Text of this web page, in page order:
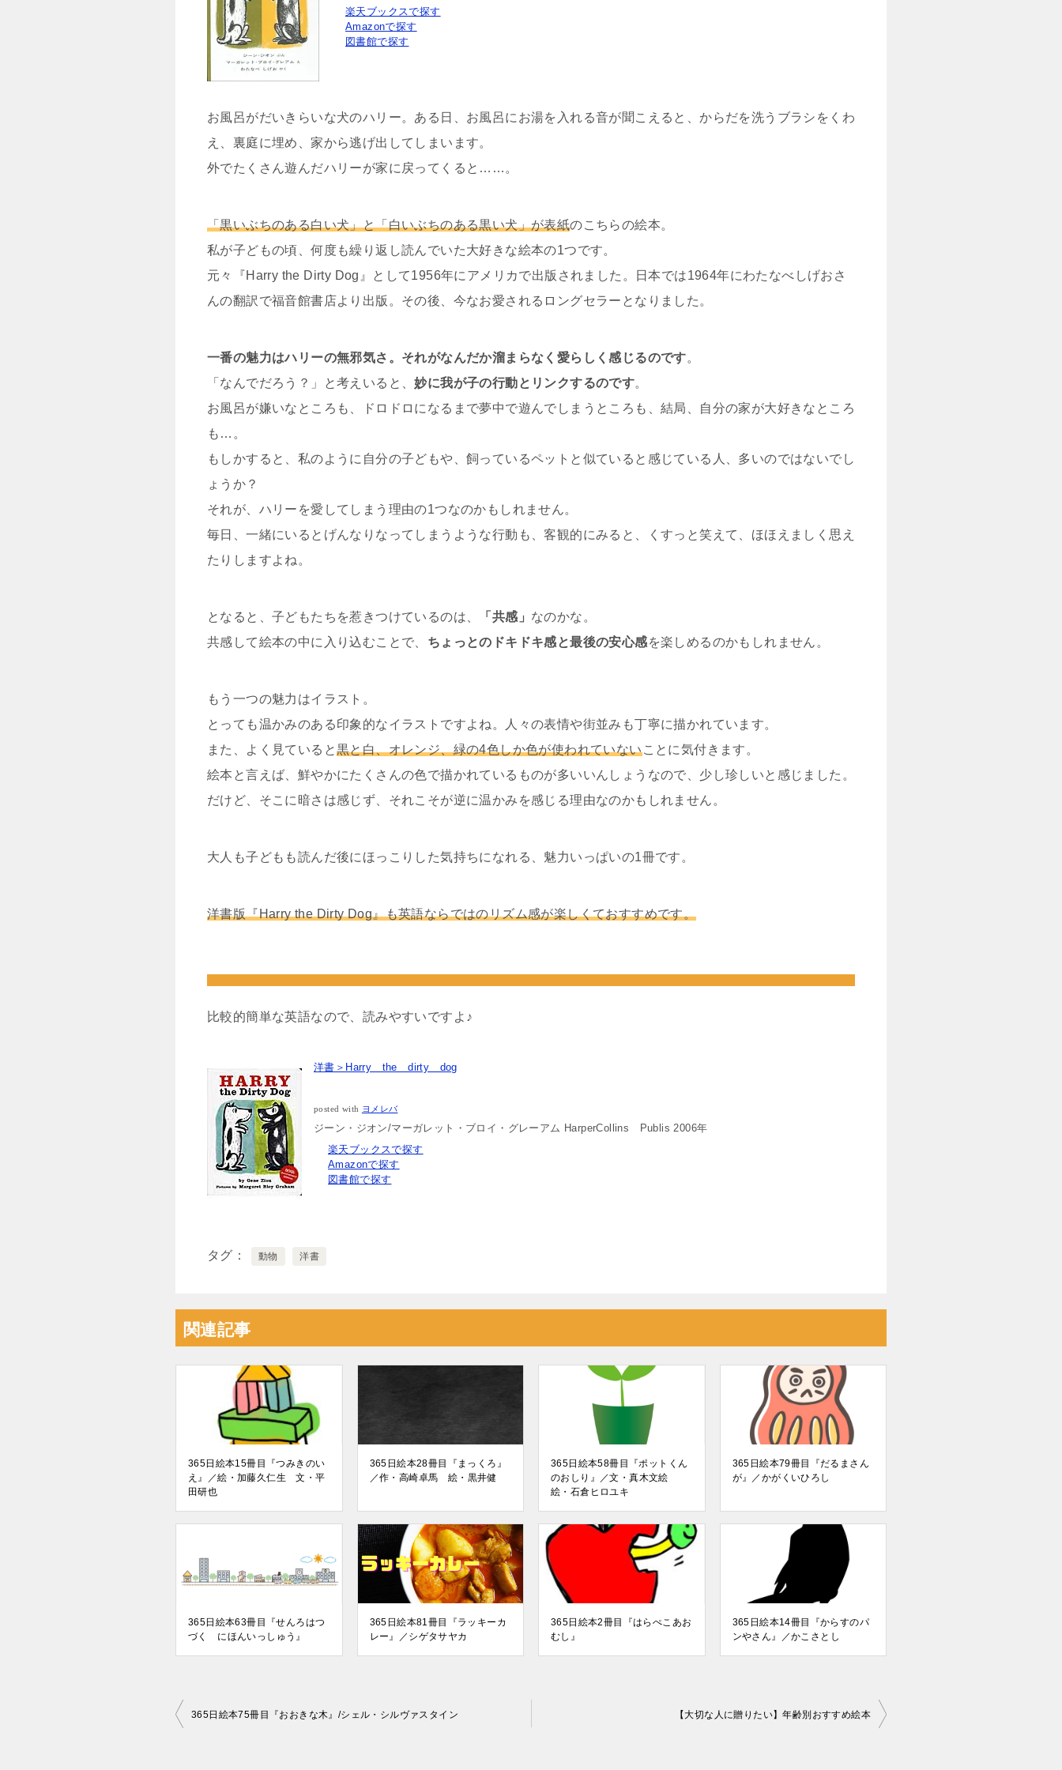
楽天ブックスで探す
Amazonで探す
図書館で探す
お風呂がだいきらいな犬のハリー。ある日、お風呂にお湯を入れる音が聞こえると、からだを洗うブラシをくわ
え、裏庭に埋め、家から逃げ出してしまいます。
外でたくさん遊んだハリーが家に戻ってくると……。
「黒いぶちのある白い犬」と「白いぶちのある黒い犬」が表紙のこちらの絵本。
私が子どもの頃、何度も繰り返し読んでいた大好きな絵本の1つです。
元々『Harry the Dirty Dog』として1956年にアメリカで出版されました。日本では1964年にわたなべしげおさ
んの翻訳で福音館書店より出版。その後、今なお愛されるロングセラーとなりました。
一番の魅力はハリーの無邪気さ。それがなんだか溜まらなく愛らしく感じるのです。
「なんでだろう？」と考えいると、妙に我が子の行動とリンクするのです。
お風呂が嫌いなところも、ドロドロになるまで夢中で遊んでしまうところも、結局、自分の家が大好きなところ
も…。
もしかすると、私のように自分の子どもや、飼っているペットと似ていると感じている人、多いのではないでし
ょうか？
それが、ハリーを愛してしまう理由の1つなのかもしれません。
毎日、一緒にいるとげんなりなってしまうような行動も、客観的にみると、くすっと笑えて、ほほえましく思え
たりしますよね。
となると、子どもたちを惹きつけているのは、 「共感」 なのかな。
共感して絵本の中に入り込むことで、 ちょっとのドキドキ感と最後の安心感を楽しめるのかもしれません。
もう一つの魅力はイラスト。
とっても温かみのある印象的なイラストですよね。人々の表情や街並みも丁寧に描かれています。
また、よく見ていると黒と白、オレンジ、緑の4色しか色が使われていないことに気付きます。
絵本と言えば、鮮やかにたくさんの色で描かれているものが多いいんしょうなので、少し珍しいと感じました。
だけど、そこに暗さは感じず、それこそが逆に温かみを感じる理由なのかもしれません。
大人も子どもも読んだ後にほっこりした気持ちになれる、魅力いっぱいの1冊です。
洋書版『Harry the Dirty Dog』も英語ならではのリズム感が楽しくておすすめです。
比較的簡単な英語なので、読みやすいですよ♪
洋書＞Harry the dirty dog
posted with ヨメレバ
ジーン・ジオン/マーガレット・ブロイ・グレーアム HarperCollins Publis 2006年
楽天ブックスで探す
Amazonで探す
図書館で探す
タグ 動物 洋書
関連記事
365日絵本15冊目『つみきのい
え』／絵・加藤久仁生 文・平
田研也
365日絵本28冊目『まっくろ』
／作・高崎卓馬 絵・黒井健
365日絵本58冊目『ポットくん
のおしり』／文・真木文絵
絵・石倉ヒロユキ
365日絵本79冊目『だるまさん
が』／かがくいひろし
365日絵本63冊目『せんろはつ
づく にほんいっしゅう』
365日絵本81冊目『ラッキーカ
レー』／シゲタサヤカ
365日絵本2冊目『はらぺこあお
むし』
365日絵本14冊目『からすのパ
ンやさん』／かこさとし
投365日絵本75冊目『おおきな木』/シェル・シルヴァスタイン 【大切な人に贈りたい】年齢別おすすめ絵本